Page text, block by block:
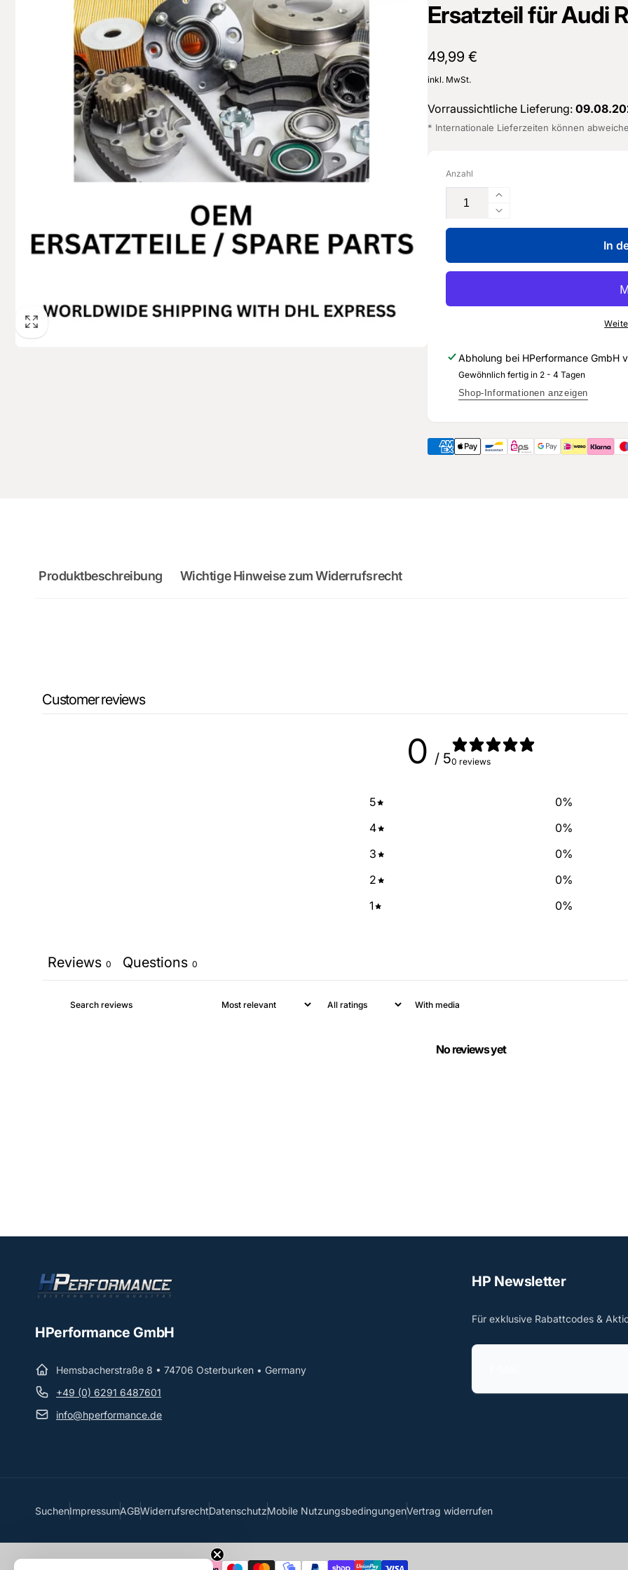
Ersatzteil für Audi
Normaler
Preis
49,99 €
inkl. MwSt.
Vorraussichtliche Lieferung:
* Internationale Lieferzeiten können
Anzahl
Erhöhe
die
Menge
Temparaturfühler
-
907
Ersatzteil
für
Audi
Verringere
die
für
Temparaturfühler
5Q0
Original
Ersatzteil
für
Sportback
In
Abholung bei HPerformance GmbH
Gewöhnlich fertig in 2 - 4 Tagen
Shop-Informationen anzeigen
Produktbeschreibung Wichtige Hinweise zum Widerrufsrecht
Customer reviews
0 / 50 reviews
5 0%
4
0%
3
0%
2
0%
1
0%
Reviews 0 Questions 0
With media
No reviews yet
HPerformance GmbH
Hemsbacherstraße 8 • 74706 Osterburken • Germany
+49 (0) 6291 6487601
info@hperformance.de
HP Newsletter
Für exklusive Rabattcodes &
E
SuchenImpressumAGBWiderrufsrechtDatenschutzMobile NutzungsbedingungenVertrag widerrufen